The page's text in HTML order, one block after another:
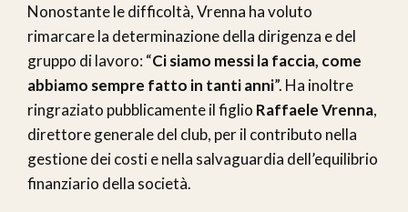
Nonostante le difficoltà, Vrenna ha voluto
rimarcare la determinazione della dirigenza e del
gruppo di lavoro: “Ci siamo messi la faccia, come
abbiamo sempre fatto in tanti anni”. Ha inoltre
ringraziato pubblicamente il figlio Raffaele Vrenna,
direttore generale del club, per il contributo nella
gestione dei costi e nella salvaguardia dell’equilibrio
finanziario della società.